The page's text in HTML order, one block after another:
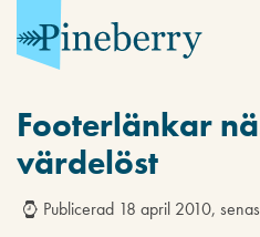
Footerlänkar
värdelöst
Publicerad 18 april 2010,